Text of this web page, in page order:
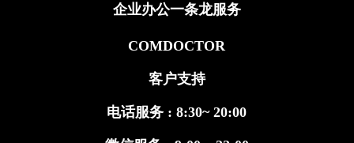
企业办公一条龙服务
COMDOCTOR
客户支持
电话服务 : 8:30~ 20:00